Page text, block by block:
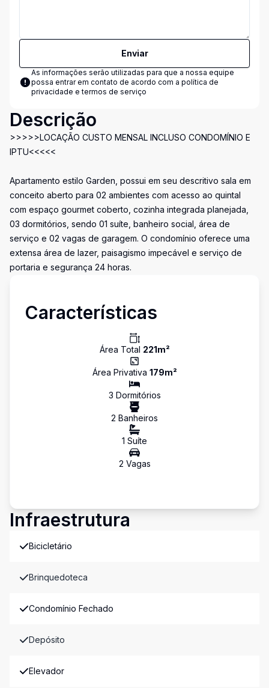
Enviar
As informações serão utilizadas para que a nossa equipe
possa entrar em contato de acordo com a política de
privacidade e termos de serviço
Descrição
>>>>>LOCAÇÃO CUSTO MENSAL INCLUSO CONDOMÍNIO E
IPTU<<<<<
Apartamento estilo Garden, possui em seu descritivo sala em
conceito aberto para 02 ambientes com acesso ao quintal
com espaço gourmet coberto, cozinha integrada planejada,
03 dormitórios, sendo 01 suíte, banheiro social, área de
serviço e 02 vagas de garagem. O condomínio oferece uma
extensa área de lazer, paisagismo impecável e serviço de
portaria e segurança 24 horas.
Características
Área Total 221m²
Área Privativa 179m²
3 Dormitórios
2 Banheiros
1 Suíte
2 Vagas
Infraestrutura
Bicicletário
Brinquedoteca
Condomínio Fechado
Depósito
Elevador